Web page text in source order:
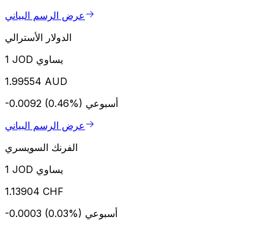
عرض الرسم البياني
الدولار الأسترالي
1 JOD يساوي
1.99554 AUD
-0.0092 (0.46%) أسبوعي
عرض الرسم البياني
الفرنك السويسري
1 JOD يساوي
1.13904 CHF
-0.0003 (0.03%) أسبوعي